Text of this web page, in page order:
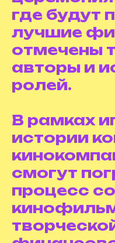
где будут
лучшие
отмечены
авторы и
ролей.
В рамках
истории
смогут
процесс